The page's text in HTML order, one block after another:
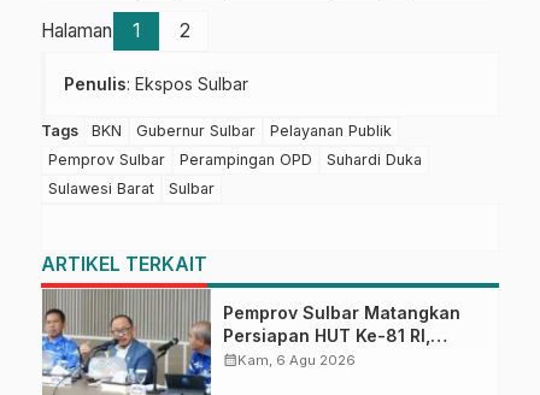
Halaman 1 2
Penulis: Ekspos Sulbar
Tags BKN Gubernur Sulbar
Pelayanan Publik
Pemprov Sulbar
Perampingan OPD
Suhardi Duka
Sulawesi Barat
Sulbar
ARTIKEL TERKAIT
Pemprov Sulbar Matangkan
Persiapan HUT Ke-81 RI,
Puncak Upacara di Lapangan
calendar_monthKam, 6 Agu 2026